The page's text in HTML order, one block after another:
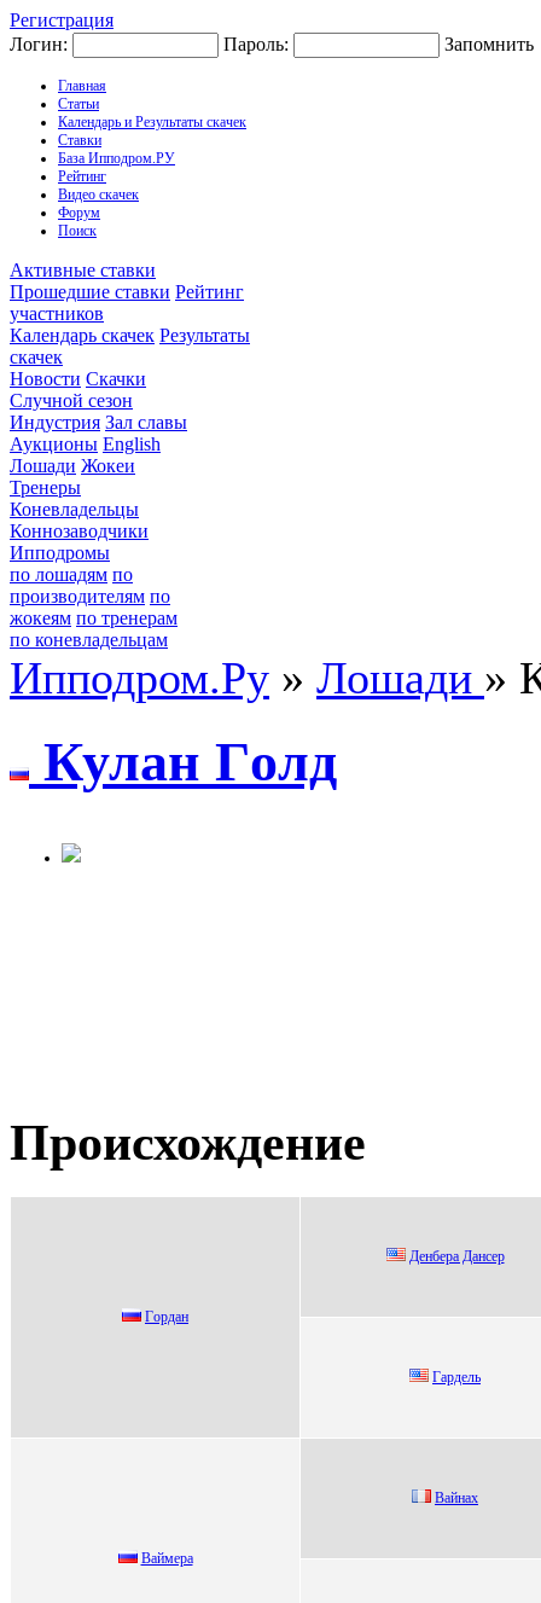
Регистрация
Логин:
Пароль: Запомнить
Главная
Статьи
Календарь и Результаты скачек
Ставки
База Ипподром.РУ
Рейтинг
Видео скачек
Форум
Поиск
Активные ставки
Прошедшие ставки Рейтинг
участников
Календарь скачек Результаты
скачек
Новости Скачки
Случной сезон
Индустрия Зал славы
Аукционы English
Лошади Жокеи
Тренеры
Коневладельцы
Коннозаводчики
Ипподромы
по лошадям по
производителям по
жокеям по тренерам
по коневладельцам
Ипподром.Ру » Лошади »
Кулан Гoлд
Происхождение
Гoрдан
Дeнбepa Дaнсep
Гaрдeль
Вaймeрa
Baйнaх